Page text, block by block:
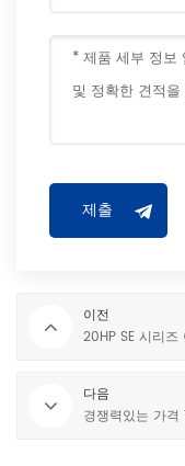
이전
20HP SE 시리
다음
경쟁력있는 가